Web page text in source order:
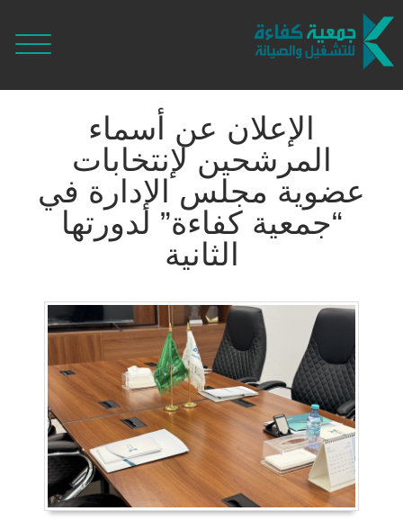
الإعلان عن أسماء
المرشحين لإنتخابات
عضوية مجلس الإدارة في
“جمعية كفاءة” لدورتها
الثانية